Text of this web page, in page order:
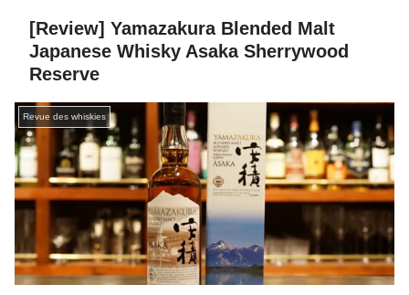
[Review] Yamazakura Blended Malt
Japanese Whisky Asaka Sherrywood
Reserve
Revue des whiskies